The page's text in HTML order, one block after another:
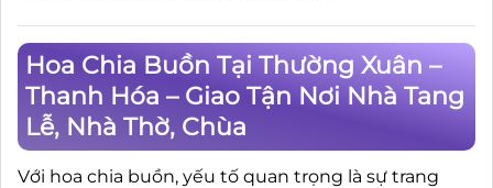
Hoa Chia Buồn Tại Thường Xuân –
Thanh Hóa – Giao Tận Nơi Nhà Tang
Lễ, Nhà Thờ, Chùa
Với hoa chia buồn, yếu tố quan trọng là sự trang